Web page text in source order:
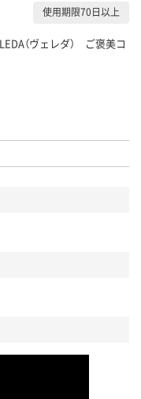
使用期限70日以上
（ヴェレダ） ご褒美コ